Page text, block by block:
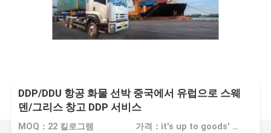
DDP/DDU 항공 화물 선박 중국에서 유럽으로 스웨
덴/그리스 창고 DDP 서비스
MOQ：22 킬로그램 가격：it's up to goods' weight